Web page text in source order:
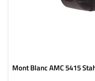
Mont Blanc AMC 5415